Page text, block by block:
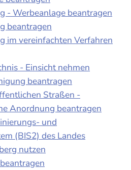
- Werbeanlage beantragen
beantragen
im vereinfachten Verfahren
- Einsicht nehmen
beantragen
Straßen -
Anordnung beantragen
und
(BIS2) des Landes
nutzen